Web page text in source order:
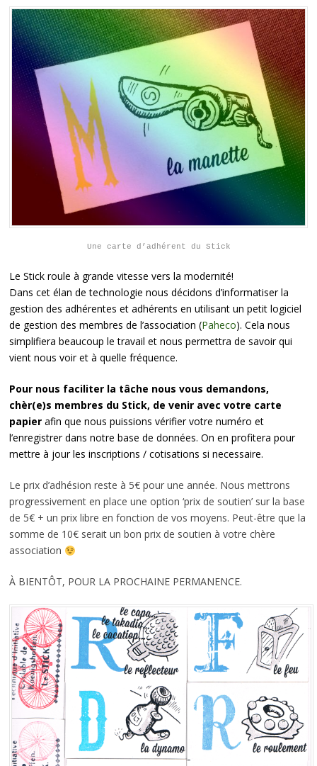
Une carte d’adhérent du Stick
Le Stick roule à grande vitesse vers la modernité!
Dans cet élan de technologie nous décidons d’informatiser la
gestion des adhérentes et adhérents en utilisant un petit logiciel
de gestion des membres de l’association (Paheco). Cela nous
simplifiera beaucoup le travail et nous permettra de savoir qui
vient nous voir et à quelle fréquence.
Pour nous faciliter la tâche nous vous demandons,
chèr(e)s membres du Stick, de venir avec votre carte
papierafin que nous puissions vérifier votre numéro et
l’enregistrer dans notre base de données. On en profitera pour
mettre à jour les inscriptions / cotisations si necessaire.
Le prix d’adhésion reste à 5€ pour une année. Nous mettrons
progressivement en place une option ‘prix de soutien’ sur la base
de 5€ + un prix libre en fonction de vos moyens. Peut-être que la
somme de 10€ serait un bon prix de soutien à votre chère
association
À BIENTÔT, POUR LA PROCHAINE PERMANENCE.